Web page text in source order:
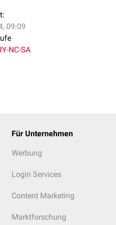
09:09
NC-SA
Für Unternehmen
Werbung
Login Services
Content Marketing
Marktforschung